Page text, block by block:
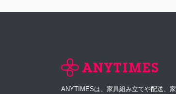
ANYTIMESは、家具組み立てや配送、家